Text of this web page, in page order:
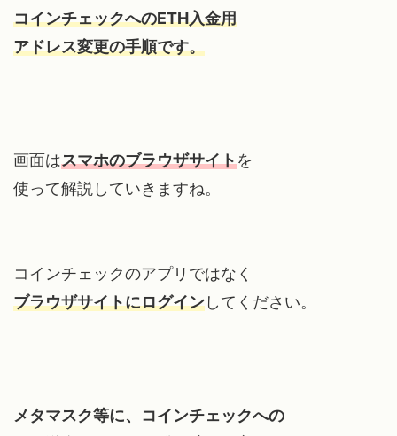
コインチェックへのETH入金用
アドレス変更の手順です。
画面はスマホのブラウザサイトを
使って解説していきますね。
コインチェックのアプリではなく
ブラウザサイトにログインしてください。
メタマスク等に、コインチェックへの